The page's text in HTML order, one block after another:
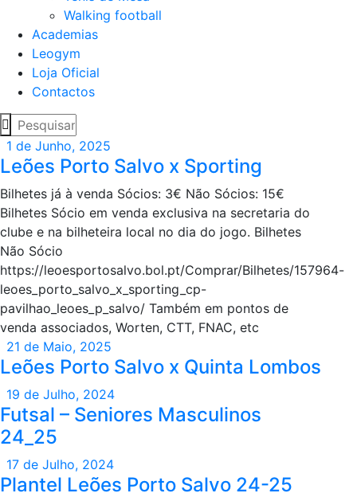
Walking football
Academias
Leogym
Loja Oficial
Contactos
1 de Junho, 2025
Leões Porto Salvo x Sporting
Bilhetes já à venda Sócios: 3€ Não Sócios: 15€
Bilhetes Sócio em venda exclusiva na secretaria do
clube e na bilheteira local no dia do jogo. Bilhetes
Não Sócio
https://leoesportosalvo.bol.pt/Comprar/Bilhetes/157964-
leoes_porto_salvo_x_sporting_cp-
pavilhao_leoes_p_salvo/ Também em pontos de
venda associados, Worten, CTT, FNAC, etc
21 de Maio, 2025
Leões Porto Salvo x Quinta Lombos
19 de Julho, 2024
Futsal – Seniores Masculinos
24_25
17 de Julho, 2024
Plantel Leões Porto Salvo 24-25